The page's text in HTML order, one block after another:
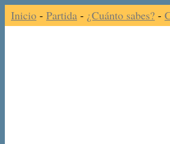
Inicio - Partida - ¿Cuánto sabes? -